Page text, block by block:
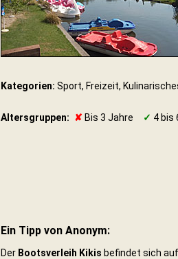
Kategorien: Sport, Freizeit,
Altersgruppen: ✘ Bis 3 Jahre ✓ 4 bis
Ein Tipp von Anonym:
Der Bootsverleih Kikis befindet sich